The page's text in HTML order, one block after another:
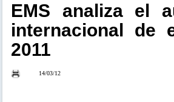
EMS analiza el
internacional de
2011
14/03/12